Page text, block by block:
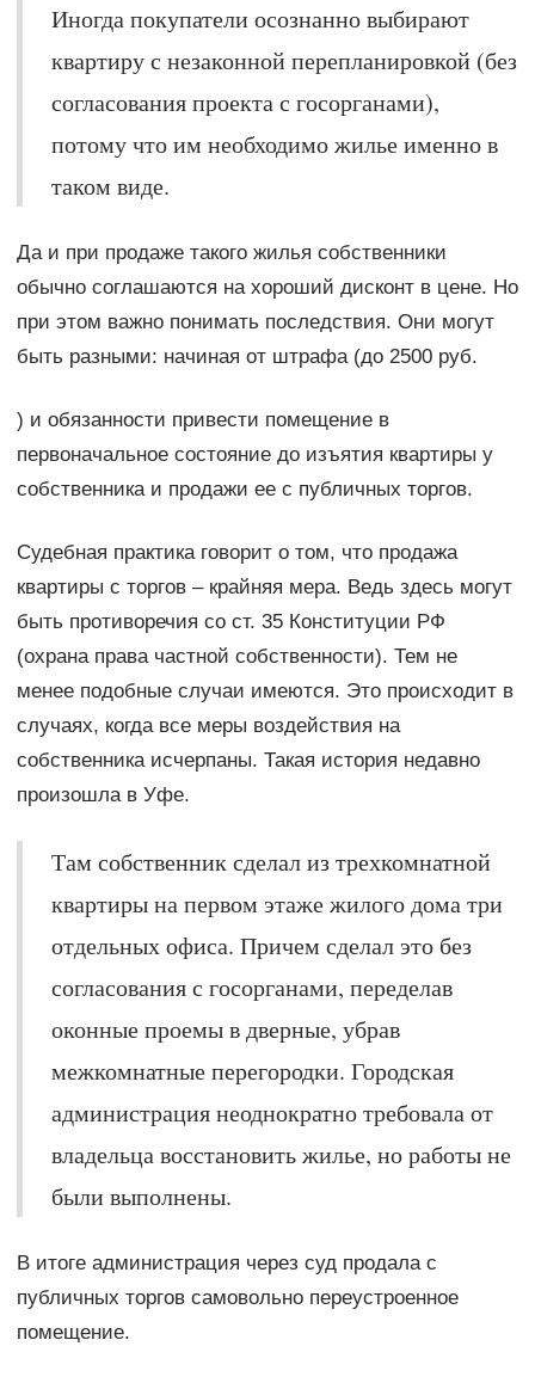
Иногда покупатели осознанно выбирают
квартиру с незаконной перепланировкой (без
согласования проекта с госорганами),
потому что им необходимо жилье именно в
таком виде.
Да и при продаже такого жилья собственники
обычно соглашаются на хороший дисконт в цене. Но
при этом важно понимать последствия. Они могут
быть разными: начиная от штрафа (до 2500 руб.
) и обязанности привести помещение в
первоначальное состояние до изъятия квартиры у
собственника и продажи ее с публичных торгов.
Судебная практика говорит о том, что продажа
квартиры с торгов – крайняя мера. Ведь здесь могут
быть противоречия со ст. 35 Конституции РФ
(охрана права частной собственности). Тем не
менее подобные случаи имеются. Это происходит в
случаях, когда все меры воздействия на
собственника исчерпаны. Такая история недавно
произошла в Уфе.
Там собственник сделал из трехкомнатной
квартиры на первом этаже жилого дома три
отдельных офиса. Причем сделал это без
согласования с госорганами, переделав
оконные проемы в дверные, убрав
межкомнатные перегородки. Городская
администрация неоднократно требовала от
владельца восстановить жилье, но работы не
были выполнены.
В итоге администрация через суд продала с
публичных торгов самовольно переустроенное
помещение.